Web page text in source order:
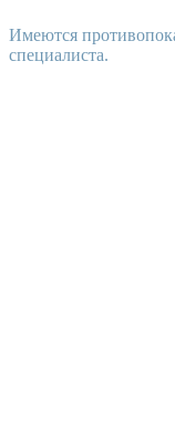
Имеются
специалиста.